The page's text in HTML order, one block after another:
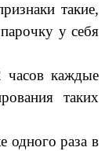
такие,
у себя
часов каждые
таких
одного раза в